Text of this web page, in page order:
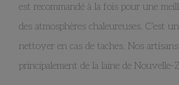
est recommandé à la fois pour une
des atmosphères chaleureuses. C’est
nettoyer en cas de taches. Nos
principalement de la laine de Nouvelle-